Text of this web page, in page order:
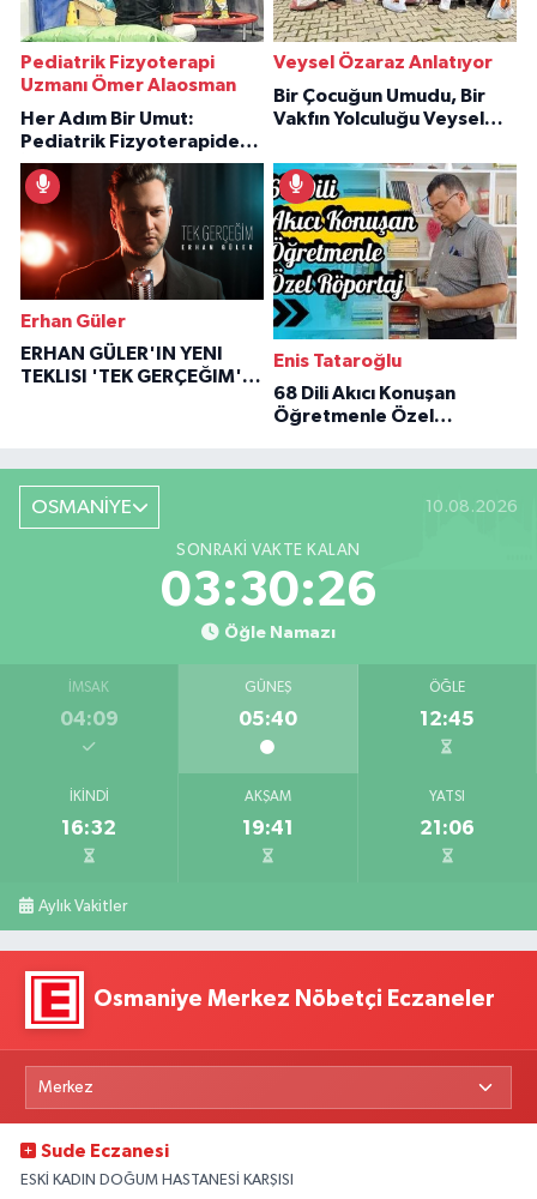
Pediatrik Fizyoterapi
Uzmanı Ömer Alaosman
Her Adım Bir Umut:
Pediatrik Fizyoterapiden
İlham Veren Hikâyeler
Veysel Özaraz Anlatıyor
Bir Çocuğun Umudu, Bir
Vakfın Yolculuğu Veysel
Erhan Güler
ERHAN GÜLER'IN YENI
TEKLISI 'TEK GERÇEĞIM'LE
Enis Tataroğlu
68 Dili Akıcı Konuşan
Öğretmenle Özel
OSMANİYE 10.08.2026
SONRAKI VAKTE KALAN
03:30:25
Öğle Namazı
İMSAK
04:09
GÜNEŞ
05:40
ÖĞLE
12:45
İKINDI
16:32
AKŞAM
19:41
YATSI
21:06
Aylık Vakitler
Osmaniye Merkez Nöbetçi Eczaneler
Sude Eczanesi
ESKİ KADIN DOĞUM HASTANESİ KARŞISI